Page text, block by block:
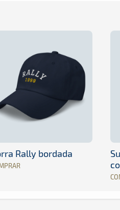
Rally bordada